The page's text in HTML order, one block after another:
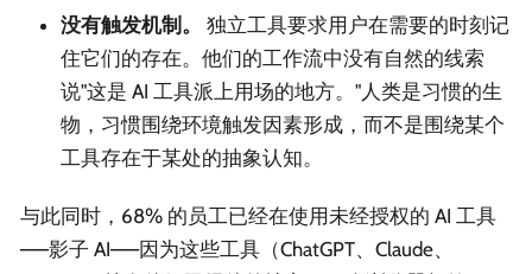
没有触发机制。
独立工具要求用户在需要的时刻记
住它们的存在。他们的工作流中没有自然的线索
说"这是 AI 工具派上用场的地方。"人类是习惯的生
物，习惯围绕环境触发因素形成，而不是围绕某个
工具存在于某处的抽象认知。
与此同时，68% 的员工已经在使用未经授权的 AI 工具
——影子 AI——因为这些工具（ChatGPT、Claude、